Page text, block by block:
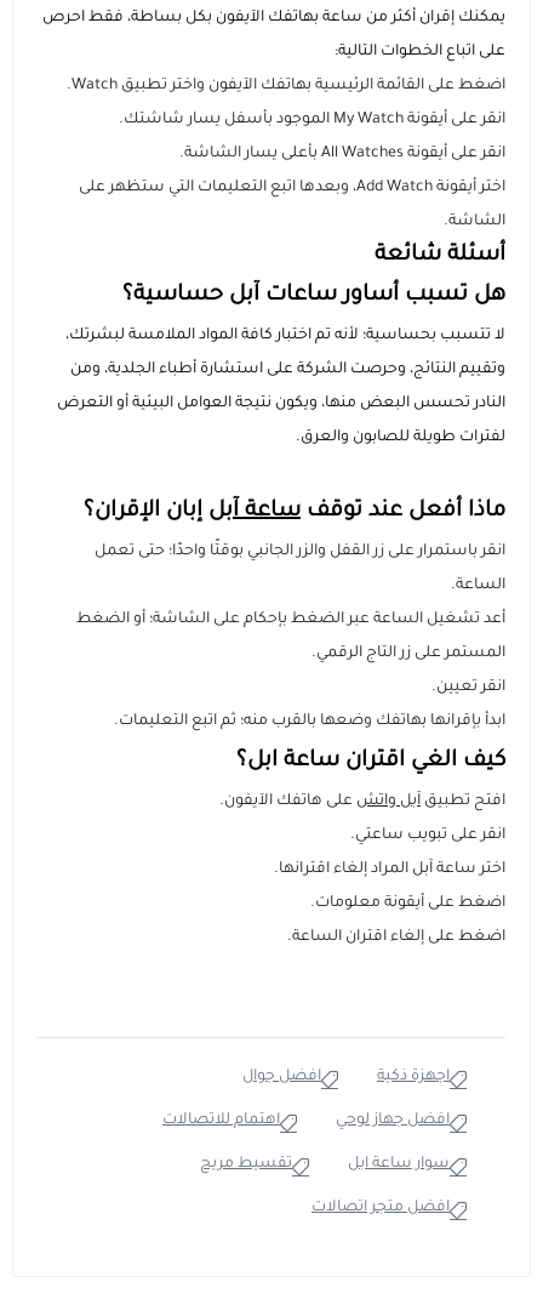
يمكنك إقران أكثر من ساعة بهاتفك الآيفون بكل بساطة، فقط احرص
على اتباع الخطوات التالية:
اضغط على القائمة الرئيسية بهاتفك الآيفون واختر تطبيق Watch.
انقر على أيقونة My Watch الموجود بأسفل يسار شاشتك.
انقر على أيقونة All Watches بأعلى يسار الشاشة.
اختر أيقونة Add Watch، وبعدها اتبع التعليمات التي ستظهر على
الشاشة.
أسئلة شائعة
هل تسبب أساور ساعات آبل حساسية؟
لا تتسبب بحساسية؛ لأنه تم اختبار كافة المواد الملامسة لبشرتك،
وتقييم النتائج، وحرصت الشركة على استشارة أطباء الجلدية، ومن
النادر تحسس البعض منها، ويكون نتيجة العوامل البيئية أو التعرض
لفترات طويلة للصابون والعرق.
ماذا أفعل عند توقف ساعة آبلإبان الإقران؟
انقر باستمرار على زر القفل والزر الجانبي بوقتًا واحدًا؛ حتى تعمل
الساعة.
أعد تشغيل الساعة عبر الضغط بإحكام على الشاشة؛ أو الضغط
المستمر على زر التاج الرقمي.
انقر تعيين.
ابدأ بإقرانها بهاتفك وضعها بالقرب منه؛ ثم اتبع التعليمات.
كيف الغي اقتران ساعة ابل؟
افتح تطبيقآبل واتشعلى هاتفك الآيفون.
انقر على تبويب ساعتي.
اختر ساعة آبل المراد إلغاء اقترانها.
اضغط على أيقونة معلومات.
اضغط على إلغاء اقتران الساعة.
اجهزة ذكية افضل جوال
افضل جهاز لوحي اهتمام للاتصالات
سوار ساعة ابل تقسيط مريح
افضل متجر اتصالات